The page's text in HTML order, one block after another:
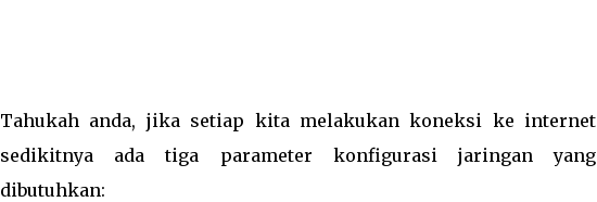
Tahukah anda, jika setiap kita melakukan koneksi ke internet
sedikitnya ada tiga parameter konfigurasi jaringan yang
dibutuhkan: